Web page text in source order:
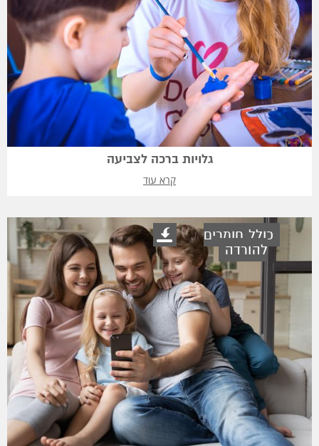
גלויות ברכה לצביעה
קרא עוד
כולל חומרים
להורדה